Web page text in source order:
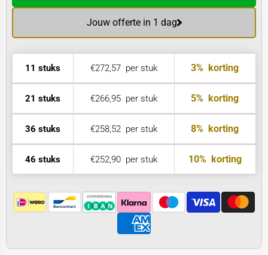
Jouw offerte in 1 dag
11 stuks €272,57per stuk 3% korting
21 stuks €266,95per stuk 5% korting
36 stuks €258,52per stuk 8% korting
46 stuks €252,90per stuk 10%korting